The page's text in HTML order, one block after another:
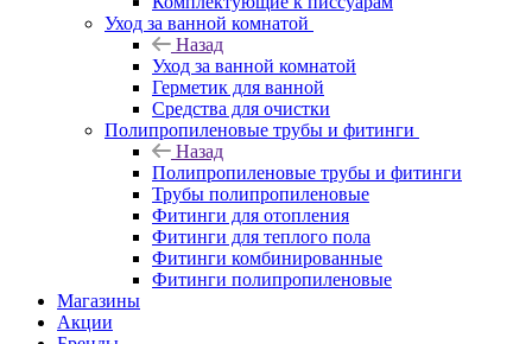
Уход за ванной комнатой
Назад
Уход за ванной комнатой
Герметик для ванной
Средства для очистки
Полипропиленовые трубы и фитинги
Назад
Полипропиленовые трубы и фитинги
Трубы полипропиленовые
Фитинги для отопления
Фитинги для теплого пола
Фитинги комбинированные
Фитинги полипропиленовые
Магазины
Акции